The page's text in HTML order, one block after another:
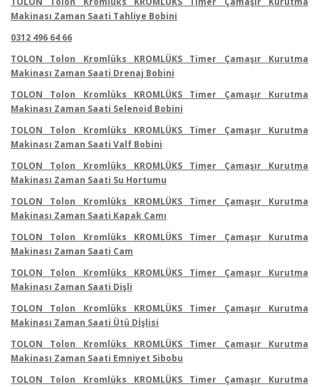
Makinası Zaman Saati Tahliye Bobini
0312 496 64 66
TOLON Tolon Kromlüks KROMLÜKS Timer Çamaşır Kurutma
Makinası Zaman Saati Drenaj Bobini
TOLON Tolon Kromlüks KROMLÜKS Timer Çamaşır Kurutma
Makinası Zaman Saati Selenoid Bobini
TOLON Tolon Kromlüks KROMLÜKS Timer Çamaşır Kurutma
Makinası Zaman Saati Valf Bobini
TOLON Tolon Kromlüks KROMLÜKS Timer Çamaşır Kurutma
Makinası Zaman Saati Su Hortumu
TOLON Tolon Kromlüks KROMLÜKS Timer Çamaşır Kurutma
Makinası Zaman Saati Kapak Camı
TOLON Tolon Kromlüks KROMLÜKS Timer Çamaşır Kurutma
Makinası Zaman Saati Cam
TOLON Tolon Kromlüks KROMLÜKS Timer Çamaşır Kurutma
Makinası Zaman Saati Dişli
TOLON Tolon Kromlüks KROMLÜKS Timer Çamaşır Kurutma
Makinası Zaman Saati Ütü Dİşlisi
TOLON Tolon Kromlüks KROMLÜKS Timer Çamaşır Kurutma
Makinası Zaman Saati Emniyet Sibobu
TOLON Tolon Kromlüks KROMLÜKS Timer Çamaşır Kurutma